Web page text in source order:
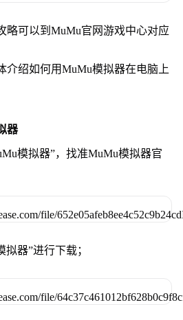
略可以到MuMu官网游戏中心对应
介绍如何用MuMu模拟器在电脑上
器
模拟器”，找准MuMu模拟器官
拟器”进行下载；